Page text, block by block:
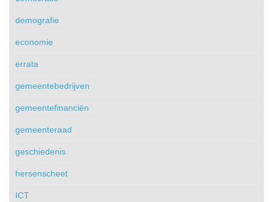
demografie
economie
errata
gemeentebedrijven
gemeentefinanciën
gemeenteraad
geschiedenis
hersenscheet
ICT